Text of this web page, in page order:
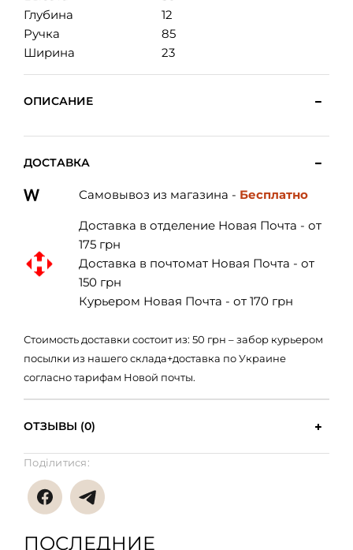
Глубина
12
Ручка
85
Ширина
23
ОПИСАНИЕ
ДОСТАВКА
Самовывоз из магазина - Бесплатно
Доставка в отделение Новая Почта - от
175 грн
Доставка в почтомат Новая Почта - от
150 грн
Курьером Новая Почта - от 170 грн
Стоимость доставки состоит из: 50 грн – забор курьером
посылки из нашего склада+доставка по Украине
согласно тарифам Новой почты.
ОТЗЫВЫ (0)
Поділитися:
ПОСЛЕДНИЕ